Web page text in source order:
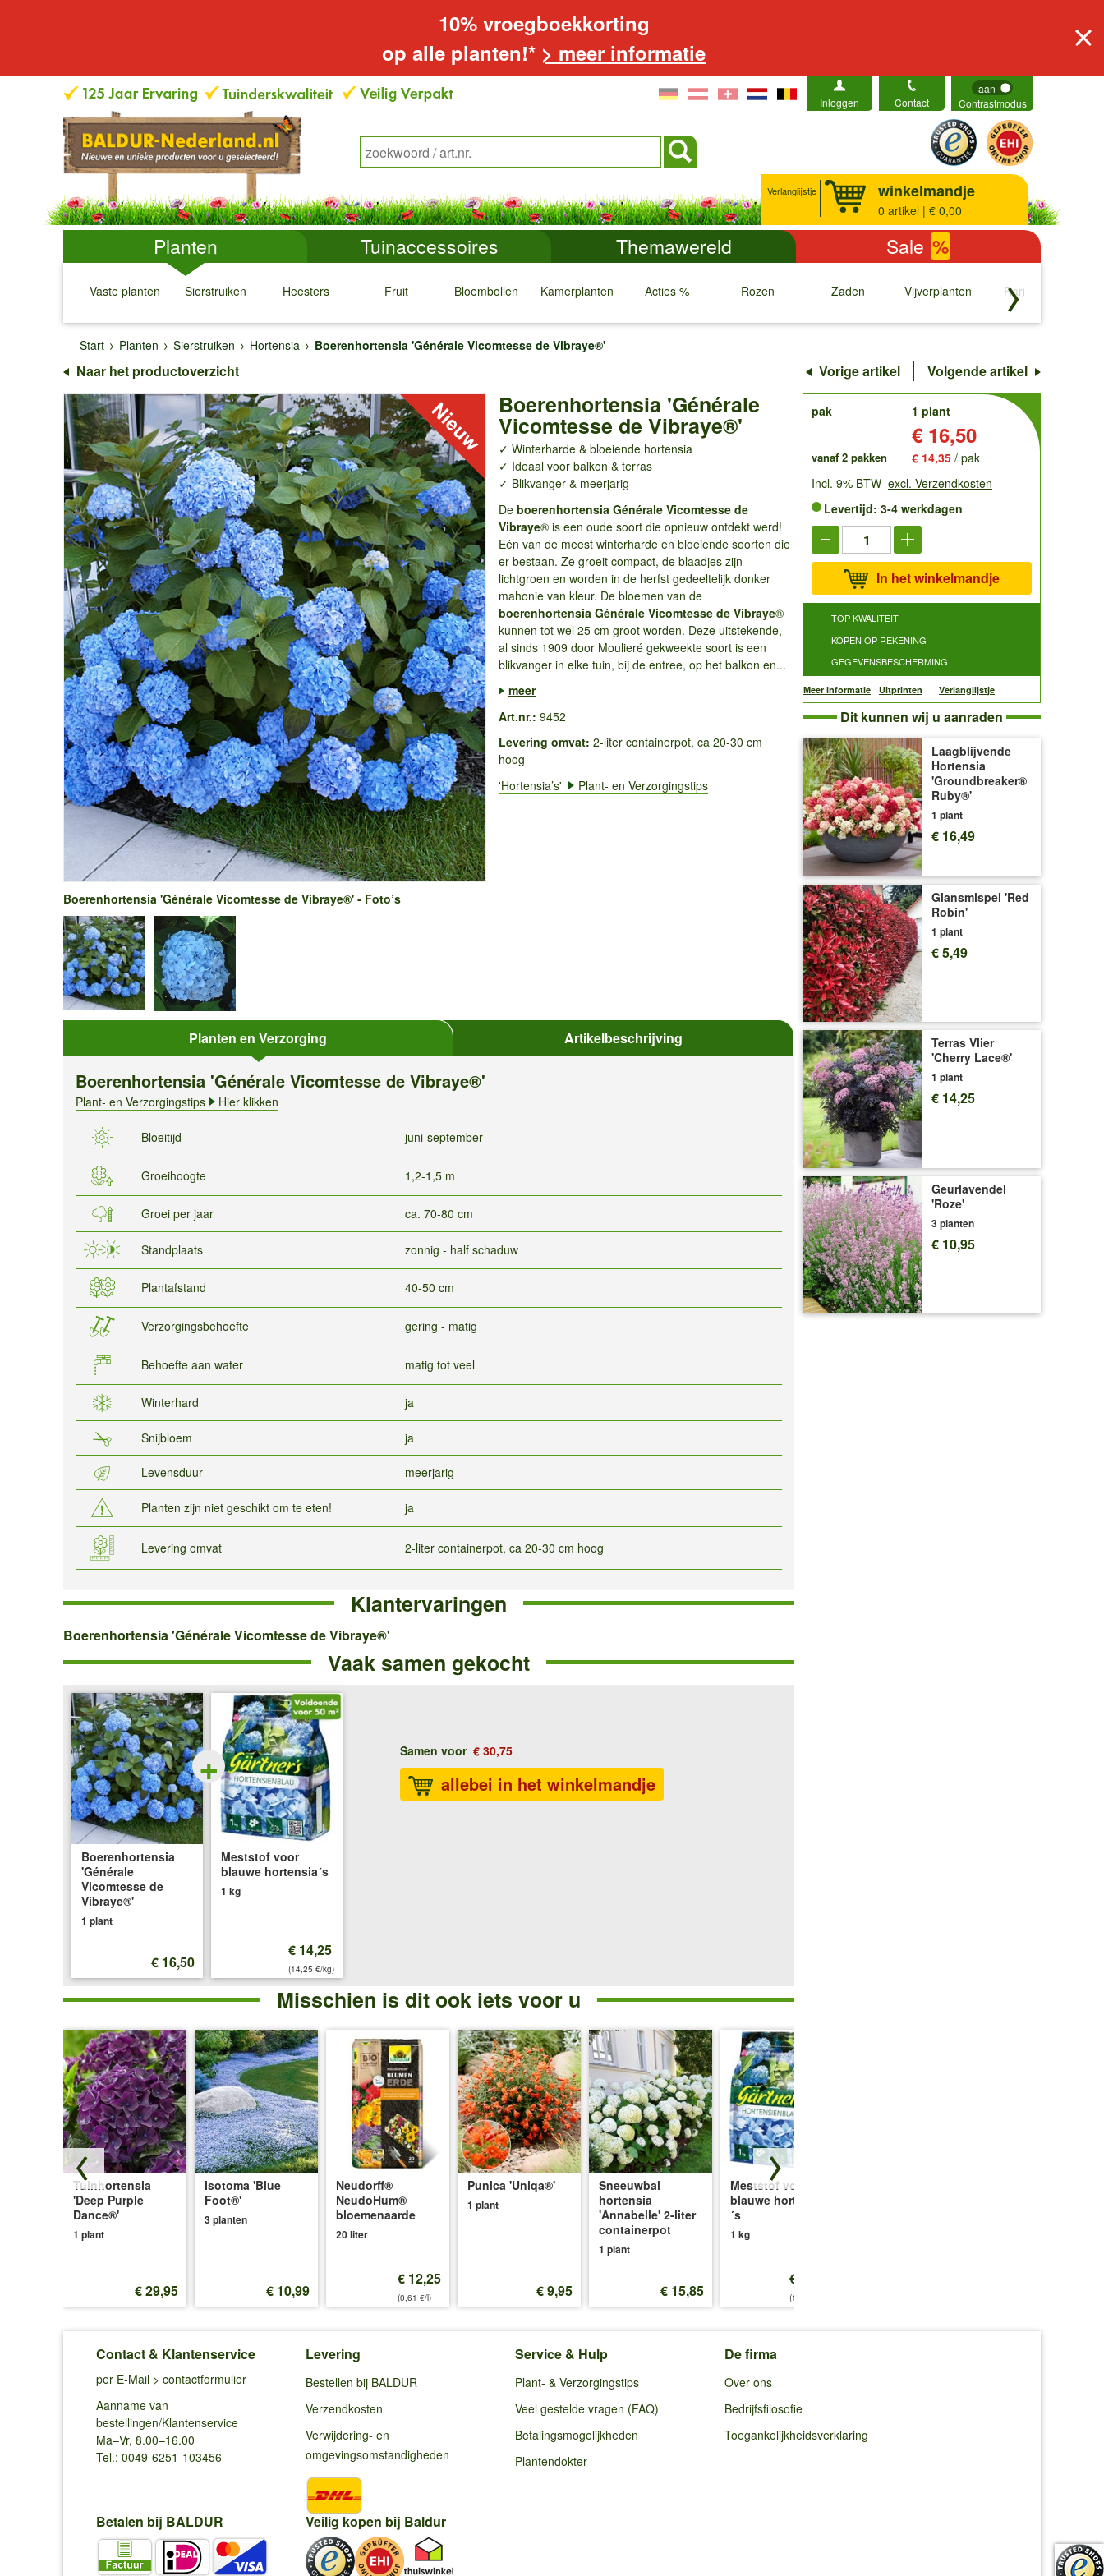
10% vroegboekkorting
op alle planten!* > meer informatie
Inloggen Contact
aan
Contrastmodus
Verlanglijstje winkelmandje
0 artikel | € 0,00
Planten Tuinaccessoires Themawereld Sale %
Vaste planten
↓
Sierstruiken
↓
Heesters
↓
Fruit
↓
Bloembollen
↓
Kamerplanten
↓
Acties %
↓
Rozen
↓
Zaden
↓
Vijverplanten
↓
Rariteiten
↓
Start
Planten Sierstruiken Hortensia Boerenhortensia 'Générale Vicomtesse de Vibraye®'
Naar het productoverzicht Vorige artikel Volgende artikel
Boerenhortensia 'Générale
Vicomtesse de Vibraye®'
✓ Winterharde & bloeiende hortensia
✓ Ideaal voor balkon & terras
✓ Blikvanger & meerjarig
De boerenhortensia Générale Vicomtesse de
Vibraye® is een oude soort die opnieuw ontdekt werd!
Eén van de meest winterharde en bloeiende soorten die
er bestaan. Ze groeit compact, de blaadjes zijn
lichtgroen en worden in de herfst gedeeltelijk donker
mahonie van kleur. De bloemen van de
boerenhortensia Générale Vicomtesse de Vibraye®
kunnen tot wel 25 cm groot worden. Deze uitstekende,
al sinds 1909 door Moulieré gekweekte soort is een
blikvanger in elke tuin, bij de entree, op het balkon en...
meer
Art.nr.: 9452
Levering omvat: 2-liter containerpot, ca 20-30 cm
hoog
'Hortensia’s'
Plant- en Verzorgingstips
Boerenhortensia 'Générale Vicomtesse de Vibraye®' - Foto’s
Planten en Verzorging Artikelbeschrijving
Boerenhortensia 'Générale Vicomtesse de Vibraye®'
Plant- en Verzorgingstips Hier klikken
Bloeitijd juni-september
Groeihoogte 1,2-1,5 m
Groei per jaar ca. 70-80 cm
Standplaats zonnig - half schaduw
Plantafstand 40-50 cm
Verzorgingsbehoefte gering - matig
Behoefte aan water matig tot veel
Winterhard ja
Snijbloem ja
Levensduur meerjarig
Planten zijn niet geschikt om te eten! ja
Levering omvat 2-liter containerpot, ca 20-30 cm hoog
Klantervaringen
Boerenhortensia
de
Vibraye®'
Boerenhortensia 'Générale Vicomtesse de Vibraye®'
Vaak samen gekocht
Boerenhortensia
'Générale
Vicomtesse de
Vibraye®'
1 plant
€ 16,50
+
Meststof voor
blauwe hortensia´s
1 kg
€ 14,25
(14,25 €/kg)
Samen voor € 30,75
allebei in het winkelmandje
Misschien is dit ook iets voor u
Tuinhortensia
'Deep Purple
Dance®'
1 plant
€ 29,95
Isotoma 'Blue
Foot®'
3 planten
€ 10,99
Neudorff®
NeudoHum®
bloemenaarde
20 liter
€ 12,25
(0,61 €/l)
Punica 'Uniqa®'
1 plant
€ 9,95
Sneeuwbal
hortensia
'Annabelle' 2-liter
containerpot
1 plant
€ 15,85
Meststof voor
blauwe hortensia
´s
1 kg
€ 14,25
(14,25 €/kg)
order
pak
1 plant
€ 16,50
vanaf 2 pakken € 14,35 / pak
Incl. 9% BTW excl. Verzendkosten
Levertijd: 3-4 werkdagen
In het winkelmandje
TOP KWALITEIT
KOPEN OP REKENING
GEGEVENSBESCHERMING
Meer informatie Uitprinten Verlanglijstje
Dit kunnen wij u aanraden
Laagblijvende
Hortensia
'Groundbreaker®
Ruby®'
1 plant
€ 16,49
Glansmispel 'Red
Robin'
1 plant
€ 5,49
Terras Vlier
'Cherry Lace®'
1 plant
€ 14,25
Geurlavendel
'Roze'
3 planten
€ 10,95
Contact & Klantenservice
per E-Mail > contactformulier
Aanname van
bestellingen/Klantenservice
Ma–Vr, 8.00–16.00
Tel.: 0049-6251-103456
Levering
Bestellen bij BALDUR
Verzendkosten
Verwijdering- en
omgevingsomstandigheden
Service & Hulp
Plant- & Verzorgingstips
Veel gestelde vragen (FAQ)
Betalingsmogelijkheden
Plantendokter
De firma
Over ons
Bedrijfsfilosofie
Toegankelijkheidsverklaring
Betalen bij BALDUR Veilig kopen bij Baldur